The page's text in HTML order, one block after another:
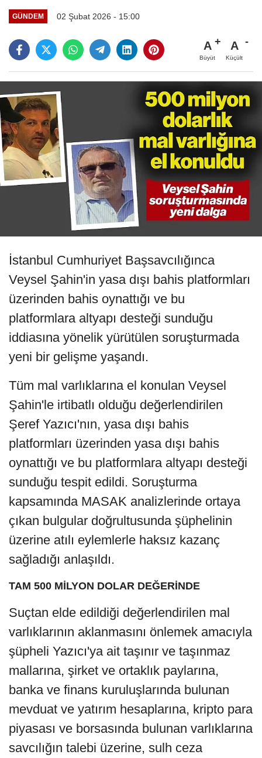
GÜNDEM 02 Şubat 2026 - 15:00
A
Büyüt
A
Küçült
İstanbul Cumhuriyet Başsavcılığınca
Veysel Şahin'in yasa dışı bahis platformları
üzerinden bahis oynattığı ve bu
platformlara altyapı desteği sunduğu
iddiasına yönelik yürütülen soruşturmada
yeni bir gelişme yaşandı.
Tüm mal varlıklarına el konulan Veysel
Şahin'le irtibatlı olduğu değerlendirilen
Şeref Yazıcı'nın, yasa dışı bahis
platformları üzerinden yasa dışı bahis
oynattığı ve bu platformlara altyapı desteği
sunduğu tespit edildi. Soruşturma
kapsamında MASAK analizlerinde ortaya
çıkan bulgular doğrultusunda şüphelinin
üzerine atılı eylemlerle haksız kazanç
sağladığı anlaşıldı.
TAM 500 MİLYON DOLAR DEĞERİNDE
Suçtan elde edildiği değerlendirilen mal
varlıklarının aklanmasını önlemek amacıyla
şüpheli Yazıcı'ya ait taşınır ve taşınmaz
mallarına, şirket ve ortaklık paylarına,
banka ve finans kuruluşlarında bulunan
mevduat ve yatırım hesaplarına, kripto para
piyasası ve borsasında bulunan varlıklarına
savcılığın talebi üzerine, sulh ceza